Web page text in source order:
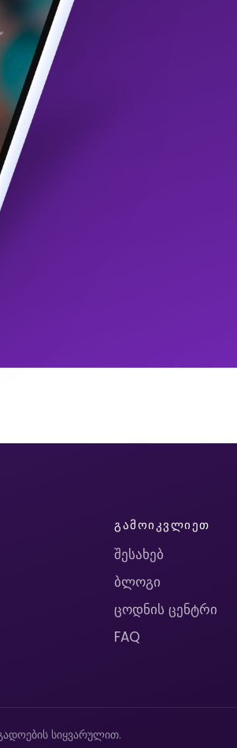
ᲒᲐᲛᲝᲘᲙᲕᲚᲘᲔᲗ
შესახებ
ბლოგი
ცოდნის ცენტრი
FAQ
სიყვარულით.